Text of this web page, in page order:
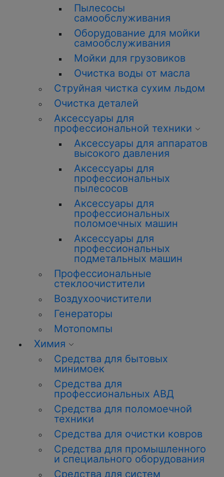
Пылесосы
самообслуживания
Оборудование для мойки
самообслуживания
Мойки для грузовиков
Очистка воды от масла
Струйная чистка сухим льдом
Очистка деталей
Аксессуары для
профессиональной техники
Аксессуары для аппаратов
высокого давления
Аксессуары для
профессиональных
пылесосов
Аксессуары для
профессиональных
поломоечных машин
Аксессуары для
профессиональных
подметальных машин
Профессиональные
стеклоочистители
Воздухоочистители
Генераторы
Мотопомпы
Химия
Средства для бытовых
минимоек
Средства для
профессиональных АВД
Средства для поломоечной
техники
Средства для очистки ковров
Средства для промышленного
и специального оборудования
Средства для систем